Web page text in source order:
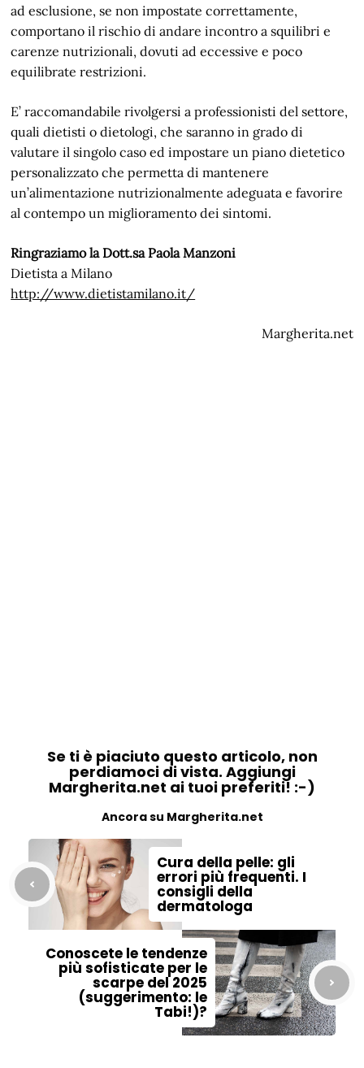
ad esclusione, se non impostate correttamente,
comportano il rischio di andare incontro a squilibri e
carenze nutrizionali, dovuti ad eccessive e poco
equilibrate restrizioni.
E’ raccomandabile rivolgersi a professionisti del settore,
quali dietisti o dietologi, che saranno in grado di
valutare il singolo caso ed impostare un piano dietetico
personalizzato che permetta di mantenere
un’alimentazione nutrizionalmente adeguata e favorire
al contempo un miglioramento dei sintomi.
Ringraziamo la Dott.sa Paola Manzoni
Dietista a Milano
http://www.dietistamilano.it/
Margherita.net
Se ti è piaciuto questo articolo, non
perdiamoci di vista. Aggiungi
Margherita.net ai tuoi preferiti! :-)
Ancora su Margherita.net
Cura della pelle: gli
errori più frequenti. I
consigli della
dermatologa
Conoscete le tendenze
più sofisticate per le
scarpe del 2025
(suggerimento: le
Tabi!)?